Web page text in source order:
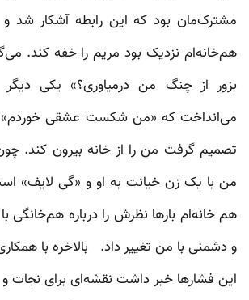
مشترک‌مان بود که این رابطه آشکار شد
هم‌خانه‌ام نزدیک بود مریم را خفه کند.
بزور از چنگ من درمیاوری؟» یکی
می‌انداخت که «من شکست عشقی خوردم».
تصمیم گرفت من را از خانه بیرون کند.
من با یک زن خیانت به او و «گی لایف»
هم خانه‌ام بارها نظرش را درباره هم‌خانگی
و دشمنی با من تغییر داد. بالاخره با
این فشارها خبر داشت نقشه‌ای برای نجات